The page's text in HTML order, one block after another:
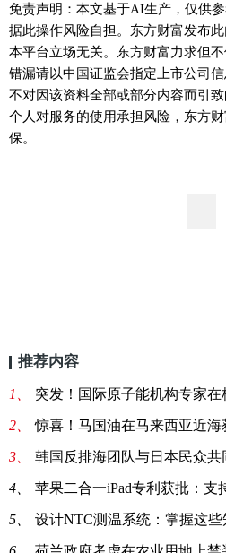
免责声明：本文基于AI生产，仅供
据此操作风险自担。东方财富发布
本平台立场无关。东方财富力求但
错漏请以中国证监会指定上市公司
不对因该资料全部或部分内容而引
个人对服务的使用承担风险，东方
保。
推荐内容
1、 突发！国际原子能机构专家
2、 惊喜！马国油在马来西亚近海
3、 韩国反排海团队与日本民众共同举
4、 苹果二合一iPad专利获批：支持
5、 设计NTC测温系统：掌握这些